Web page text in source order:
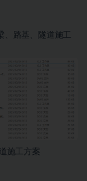
、路基、隧道施工
施工方案